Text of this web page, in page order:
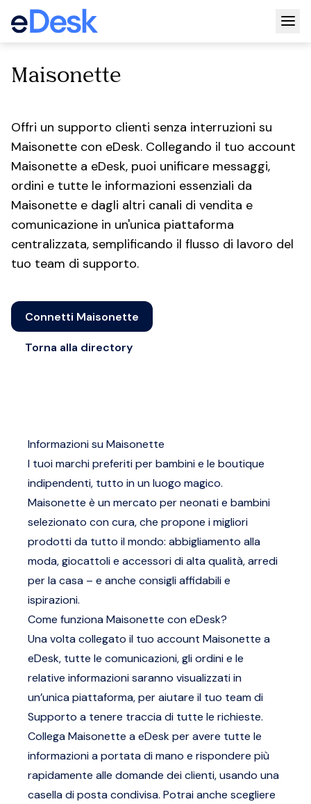
Maisonette
Offri un supporto clienti senza interruzioni su
Maisonette con eDesk. Collegando il tuo account
Maisonette a eDesk, puoi unificare messaggi,
ordini e tutte le informazioni essenziali da
Maisonette e dagli altri canali di vendita e
comunicazione in un'unica piattaforma
centralizzata, semplificando il flusso di lavoro del
tuo team di supporto.
Connetti Maisonette
Torna alla directory
Informazioni su Maisonette
I tuoi marchi preferiti per bambini e le boutique
indipendenti, tutto in un luogo magico.
Maisonette è un mercato per neonati e bambini
selezionato con cura, che propone i migliori
prodotti da tutto il mondo: abbigliamento alla
moda, giocattoli e accessori di alta qualità, arredi
per la casa – e anche consigli affidabili e
ispirazioni.
Come funziona Maisonette con eDesk?
Una volta collegato il tuo account Maisonette a
eDesk, tutte le comunicazioni, gli ordini e le
relative informazioni saranno visualizzati in
un’unica piattaforma, per aiutare il tuo team di
Supporto a tenere traccia di tutte le richieste.
Collega Maisonette a eDesk per avere tutte le
informazioni a portata di mano e rispondere più
rapidamente alle domande dei clienti, usando una
casella di posta condivisa. Potrai anche scegliere